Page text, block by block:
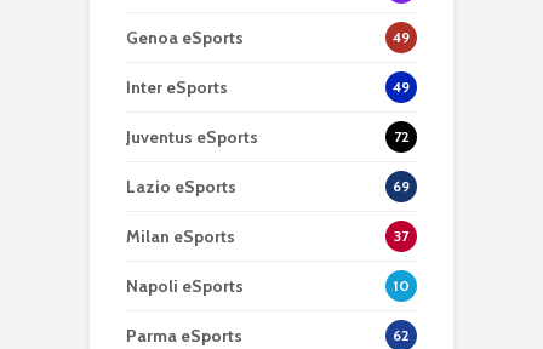
Genoa eSports 49
Inter eSports 49
Juventus eSports 72
Lazio eSports 69
Milan eSports 37
Napoli eSports 10
Parma eSports 62